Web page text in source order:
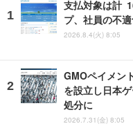
支払対象は計
プ、社員の不
2026.8.4(火) 8:05
GMOペイメン
を設立し日本
処分に
2026.7.31(金) 8:05